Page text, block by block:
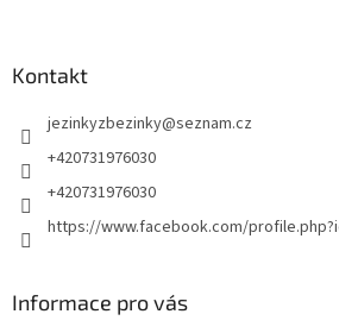
Kontakt
jezinkyzbezinky@seznam.cz
+420731976030
+420731976030
https://www.facebook.com/
Informace pro vás